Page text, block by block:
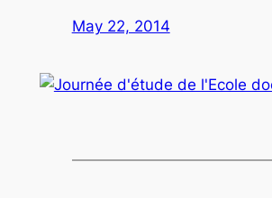
May 22, 2014